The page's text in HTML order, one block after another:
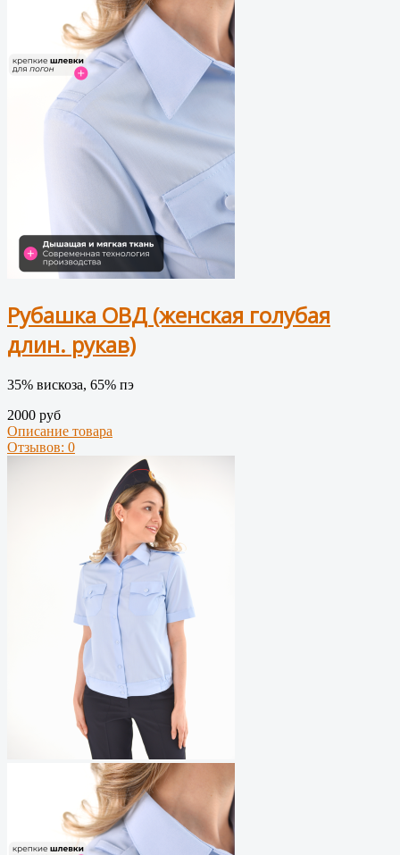
Рубашка ОВД (женская голубая
длин. рукав)
35% вискоза, 65% пэ
2000 руб
Описание товара
Отзывов: 0